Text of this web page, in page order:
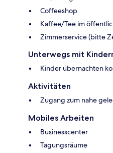
Coffeeshop
Kaffee/Tee im
Zimmerservice (bitte
Unterwegs mit
Kinder übernachten
Aktivitäten
Zugang zum nahe
Mobiles Arbeiten
Businesscenter
Tagungsräume